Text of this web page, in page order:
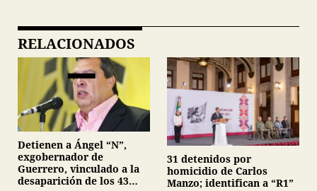
RELACIONADOS
Detienen a Ángel “N”,
exgobernador de
Guerrero, vinculado a la
desaparición de los 43
31 detenidos por
homicidio de Carlos
Manzo; identifican a “R1”